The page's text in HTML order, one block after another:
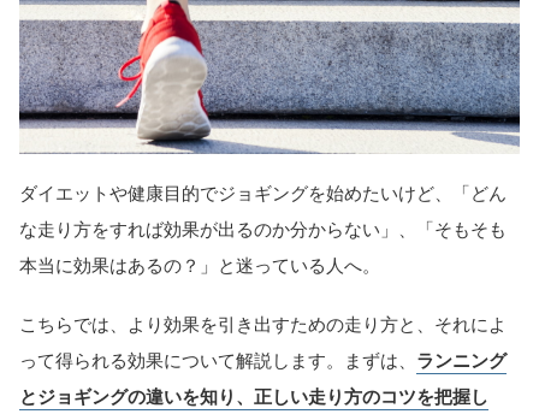
ダイエットや健康目的でジョギングを始めたいけど、「どん
な走り方をすれば効果が出るのか分からない」、「そもそも
本当に効果はあるの？」と迷っている人へ。
こちらでは、より効果を引き出すための走り方と、それによ
って得られる効果について解説します。まずは、 ランニング
とジョギングの違いを知り、正しい走り方のコツを把握し